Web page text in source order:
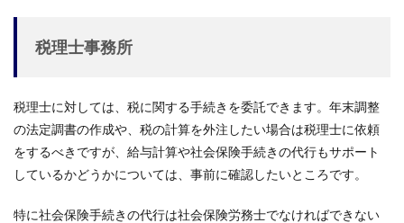
税理士事務所
税理士に対しては、税に関する手続きを委託できます。年末調整
の法定調書の作成や、税の計算を外注したい場合は税理士に依頼
をするべきですが、給与計算や社会保険手続きの代行もサポート
しているかどうかについては、事前に確認したいところです。
特に社会保険手続きの代行は社会保険労務士でなければできない